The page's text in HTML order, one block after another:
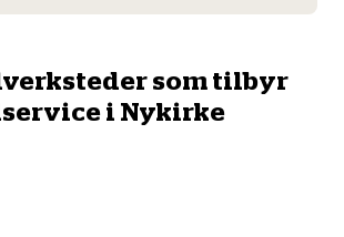
Fleet
som tilbyr
i Nykirke